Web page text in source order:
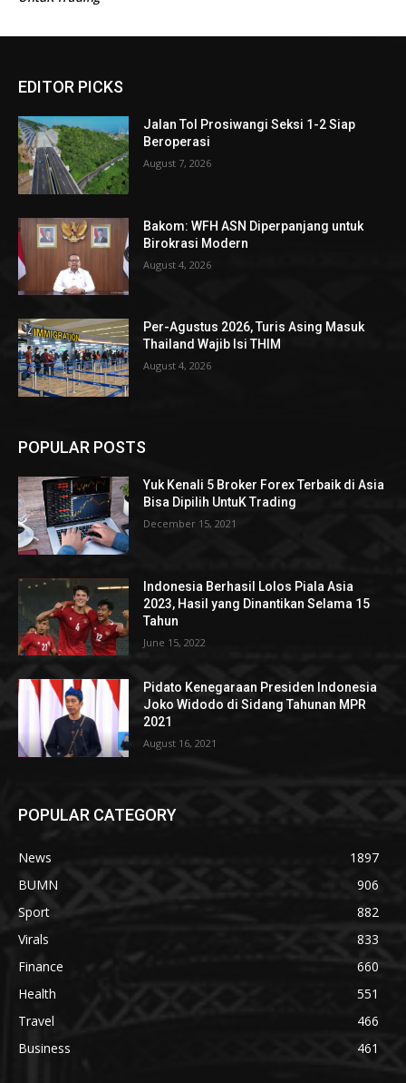
EDITOR PICKS
Jalan Tol Prosiwangi Seksi 1-2 Siap
Beroperasi
August 7, 2026
Bakom: WFH ASN Diperpanjang untuk
Birokrasi Modern
August 4, 2026
Per-Agustus 2026, Turis Asing Masuk
Thailand Wajib Isi THIM
August 4, 2026
POPULAR POSTS
Yuk Kenali 5 Broker Forex Terbaik di Asia
Bisa Dipilih UntuK Trading
December 15, 2021
Indonesia Berhasil Lolos Piala Asia
2023, Hasil yang Dinantikan Selama 15
Tahun
June 15, 2022
Pidato Kenegaraan Presiden Indonesia
Joko Widodo di Sidang Tahunan MPR
2021
August 16, 2021
POPULAR CATEGORY
News
1897
BUMN
906
Sport
882
Virals
833
Finance
660
Health
551
Travel
466
Business
461